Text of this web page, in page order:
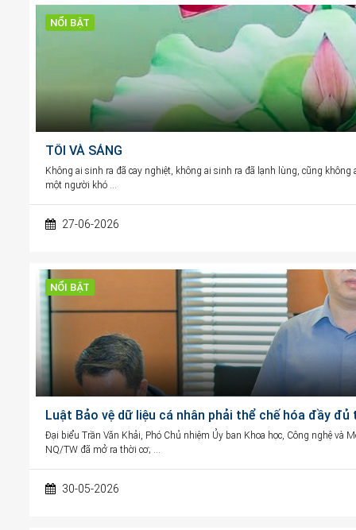
NỔI BẬT
TỐI VÀ SÁNG
Không ai sinh ra đã cay nghiệt, không ai sinh ra đã lạnh lùng, cũng
một người khó …
27-06-2026
NỔI BẬT
Luật Bảo vệ dữ liệu cá nhân phải thể chế hóa đầy
Đại biểu Trần Văn Khải, Phó Chủ nhiệm Ủy ban Khoa học, Công nghệ và
NQ/TW đã mở ra thời cơ; …
30-05-2026